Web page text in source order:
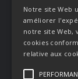
Le studio
Galerie
Blog
Mentions
Notre site Web
améliorer
notre site Web,
cookies
relative aux